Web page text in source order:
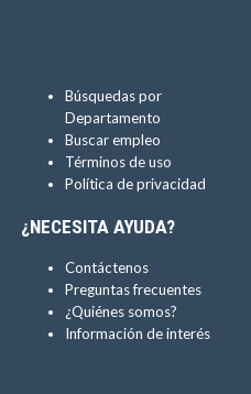
Búsquedas por
Departamento
Buscar empleo
Términos de uso
Política de privacidad
¿NECESITA AYUDA?
Contáctenos
Preguntas frecuentes
¿Quiénes somos?
Información de interés